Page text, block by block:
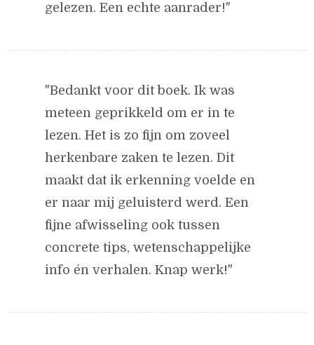
gelezen. Een echte aanrader!"
"Bedankt voor dit boek. Ik was
meteen geprikkeld om er in te
lezen. Het is zo fijn om zoveel
herkenbare zaken te lezen. Dit
maakt dat ik erkenning voelde en
er naar mij geluisterd werd. Een
fijne afwisseling ook tussen
concrete tips, wetenschappelijke
info én verhalen. Knap werk!"